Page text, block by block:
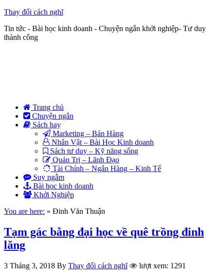
Thay đổi cách nghĩ
Tin tức - Bài học kinh doanh - Chuyện ngắn khởi nghiệp- Tư duy
thành công
Trang chủ
Chuyện ngắn
Sách hay
Marketing – Bán Hàng
Nhân Vật – Bài Học Kinh doanh
Sách tư duy – Kỹ năng sống
Quản Trị – Lãnh Đạo
Tài Chính – Ngân Hàng – Kinh Tế
Suy ngẫm
Bài học kinh doanh
Khởi Nghiệp
You are here: » Đinh Văn Thuận
Tạm gác bằng đại học về quê trồng đinh
lăng
3 Tháng 3, 2018 By Thay đổi cách nghĩ lượt xem: 1291